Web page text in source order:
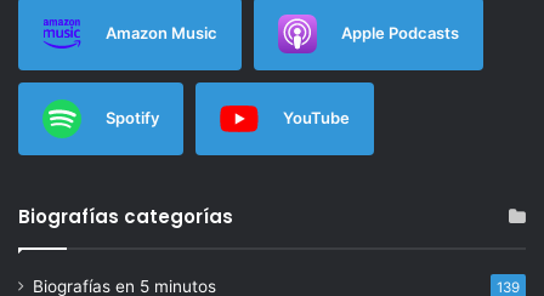
Amazon Music Apple Podcasts
Spotify YouTube
Biografías categorías
Biografías en 5 minutos 139